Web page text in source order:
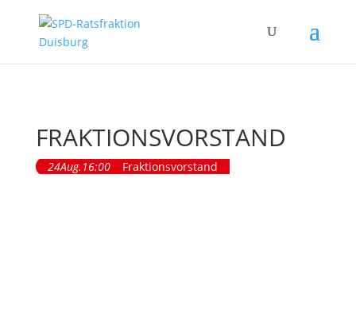
FRAKTIONSVORSTAND
24Aug. 16:00 Fraktionsvorstand